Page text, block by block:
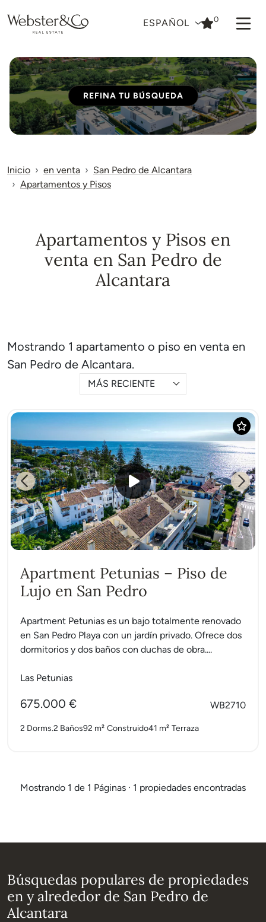
ESPAÑOL 0
REFINA TU BÚSQUEDA
Inicio en venta
San Pedro de Alcantara
Apartamentos y Pisos
Apartamentos y Pisos en
venta en San Pedro de
Alcantara
Mostrando 1 apartamento o piso en venta en
San Pedro de Alcantara.
MÁS RECIENTE
Previous Next
Apartment Petunias – Piso de
Lujo en San Pedro
Apartment Petunias es un bajo totalmente renovado
en San Pedro Playa con un jardín privado. Ofrece dos
dormitorios y dos baños con duchas de obra....
Las Petunias
675.000 € WB2710
2 Dorms.2 Baños92 m² Construido41 m² Terraza
Mostrando 1 de 1 Páginas · 1 propiedades encontradas
Búsquedas populares de propiedades
en y alrededor de San Pedro de
Alcantara